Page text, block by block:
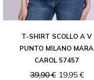
T-SHIRT SCOLLO A V
PUNTO MILANO MARA
CAROL 57457
39,90 € 19,95 €